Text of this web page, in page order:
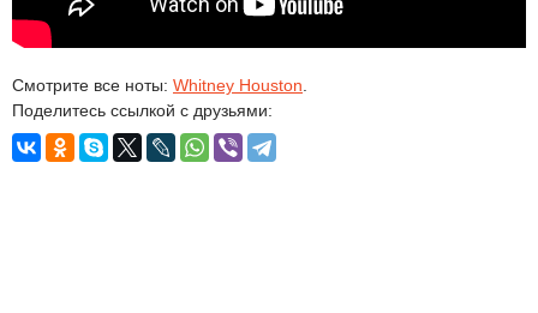
Смотрите все ноты: Whitney Houston
Поделитесь ссылкой с друзьями: